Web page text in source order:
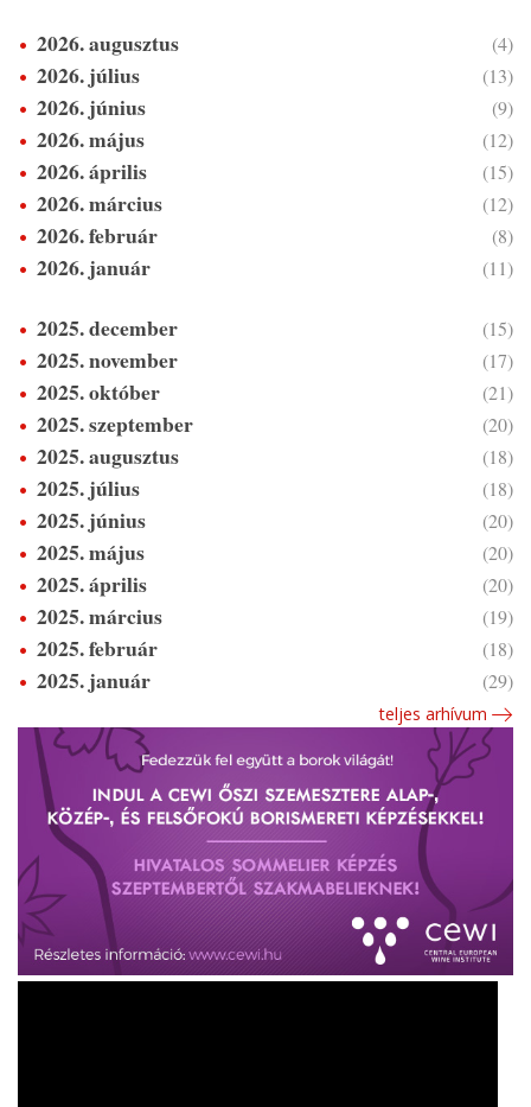
2026. augusztus (4)
2026. július (13)
2026. június (9)
2026. május (12)
2026. április (15)
2026. március (12)
2026. február (8)
2026. január (11)
2025. december (15)
2025. november (17)
2025. október (21)
2025. szeptember (20)
2025. augusztus (18)
2025. július (18)
2025. június (20)
2025. május (20)
2025. április (20)
2025. március (19)
2025. február (18)
2025. január (29)
teljes arhívum